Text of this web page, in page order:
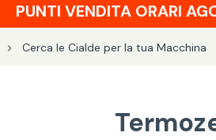
PUNTI VENDITA ORARI
Cerca le Cialde per la tua Macchina